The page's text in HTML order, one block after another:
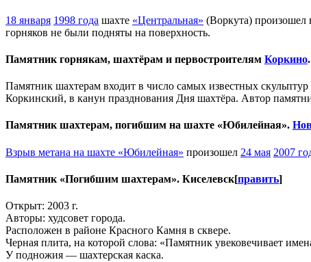
18 января 1998 года шахте «Центральная» (Воркута) произошел
горняков не были подняты на поверхность.
Памятник горнякам, шахтёрам и первостроителям Коркино
Памятник шахтерам входит в число самых известных
Коркинский, в канун празднования Дня шахтёра. Автор
Памятник шахтерам, погибшим на шахте «Юбилейная».
Взрыв метана на шахте «Юбилейная» произошел 24 мая 2007
Памятник «Погибшим шахтерам». Киселевск[править]
Открыт: 2003 г.
Авторы: худсовет города.
Расположен в районе Красного Камня в сквере.
Черная плита, на которой слова: «Памятник увековечивает
У подножия — шахтерская каска.